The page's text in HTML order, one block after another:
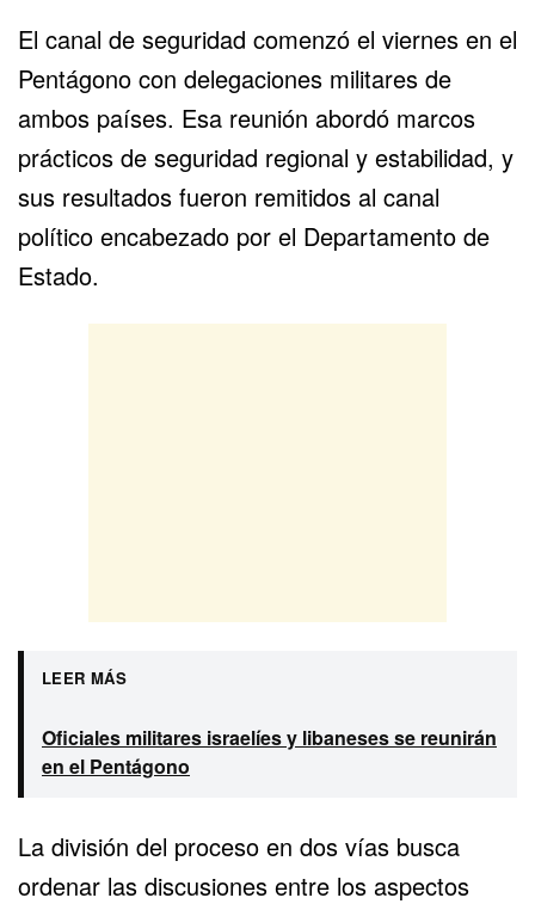
El canal de seguridad comenzó el viernes en el
Pentágono con delegaciones militares de
ambos países. Esa reunión abordó marcos
prácticos de seguridad regional y estabilidad, y
sus resultados fueron remitidos al canal
político encabezado por el Departamento de
Estado.
LEER MÁS
Oficiales militares israelíes y libaneses se reunirán
en el Pentágono
La división del proceso en dos vías busca
ordenar las discusiones entre los aspectos